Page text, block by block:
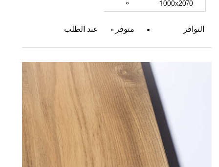
1000x2070
التوافر متوفر عند الطلب